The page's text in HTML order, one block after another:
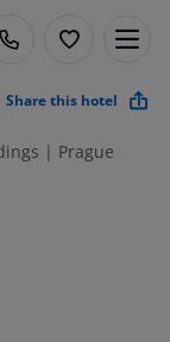
Share this hotel
| Prague